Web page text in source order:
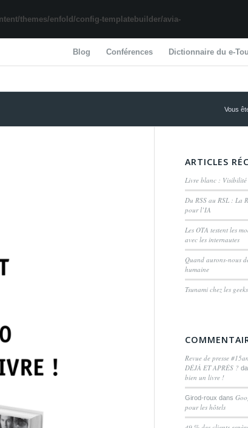
themes/enfold/config-templatebuilder/avia-
Blog Conférences Dictionnaire du e-
Vous
ARTICLES
Livre blanc : Visibilité
Du RSS au RSL : La
pour l’IA
Les OTA testent les
avec les internautes
Quand aurons-nous
humaine
Tsunami chez les
Revue de presse
DÉJÀ ET APRÈS ?
bien un livre !
Girod-roux dans
pour les hôtels